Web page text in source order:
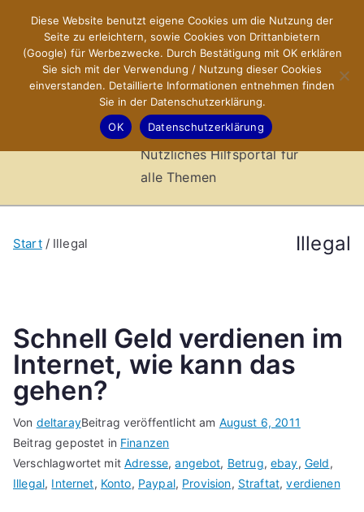
springen
X-Sites.de
–
Hilfsportal
Nützliches Hilfsportal für
alle Themen
Illegal
Start Illegal
Schnell Geld verdienen im
Internet, wie kann das
gehen?
Von deltarayBeitrag veröffentlicht am August 6, 2011
Beitrag gepostet in Finanzen
Verschlagwortet mitAdresse,angebot, Betrug, ebay, Geld,
Illegal, Internet, Konto, Paypal, Provision, Straftat,verdienen
Diese Website benutzt eigene Cookies um die Nutzung der
Seite zu erleichtern, sowie Cookies von Drittanbietern
(Google) für Werbezwecke. Durch Bestätigung mit OK erklären
Sie sich mit der Verwendung / Nutzung dieser Cookies
einverstanden. Detaillierte Informationen entnehmen finden
Sie in der Datenschutzerklärung.
OK
Datenschutzerklärung